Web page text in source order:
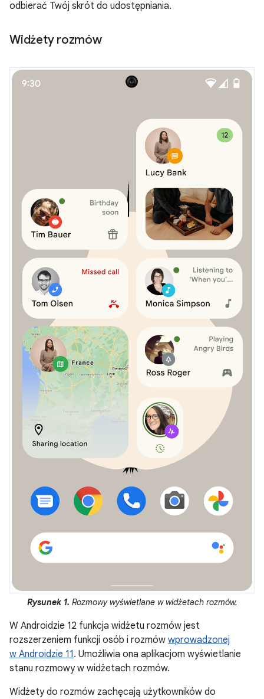
odbierać Twój skrót do udostępniania.
Widżety rozmów
Rysunek 1. Rozmowy wyświetlane w widżetach rozmów.
W Androidzie 12 funkcja widżetu rozmów jest
rozszerzeniem funkcji osób i rozmów wprowadzonej
w Androidzie 11. Umożliwia ona aplikacjom wyświetlanie
stanu rozmowy w widżetach rozmów.
Widżety do rozmów zachęcają użytkowników do